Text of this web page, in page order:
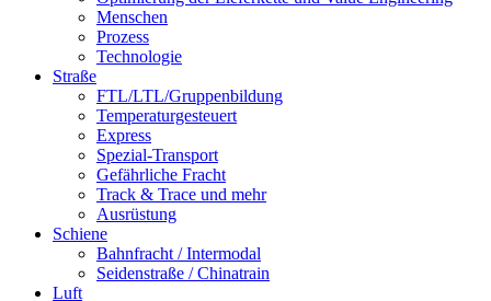
Menschen
Prozess
Technologie
Straße
FTL/LTL/Gruppenbildung
Temperaturgesteuert
Express
Spezial-Transport
Gefährliche Fracht
Track & Trace und mehr
Ausrüstung
Schiene
Bahnfracht / Intermodal
Seidenstraße / Chinatrain
Luft